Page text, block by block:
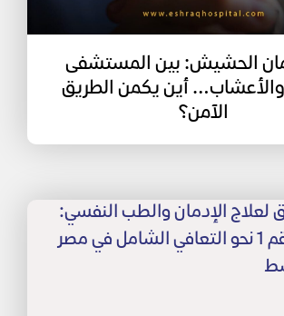
الحشيش: بين المستشفى
والأعشاب… أين يكمن الطريق
الآمن؟